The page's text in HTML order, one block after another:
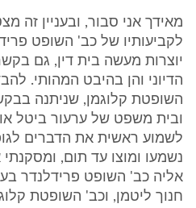
מאידך אני סבור, ובעניין זה
לקביעותיו של כב' השופט
יוצרות מעשה בית דין, גם
הדיוני והן בהיבט המהותי.
השופטת קלוגמן, שניתנה
ובית משפט של ערעור ביטל
לשמוע ראשית את הדברים
נשמעו ומוצו עד תום,
אליה כב' השופט פרידלנדר
חנוך ליטמן, וכב' השופטת